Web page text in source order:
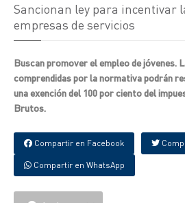
Sancionan ley para incentivar
empresas de servicios
Buscan promover el empleo de jóvenes.
comprendidas por la normativa podrán
una exención del 100 por ciento del
Brutos.
Compartir en Facebook
Compartir en WhatsApp